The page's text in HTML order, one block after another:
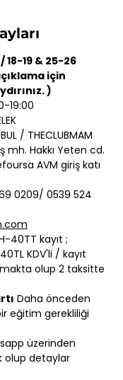
18-19 & 25-26
için
)
19:00
/ THECLUBMAM
mh. Hakkı Yeten cd.
AVM giriş katı
0209/ 0539 524
40TT kayıt ;
KDV'li / kayıt
olup 2 taksitte
Daha önceden
eğitim gerekliliği
üzerinden
olup detaylar